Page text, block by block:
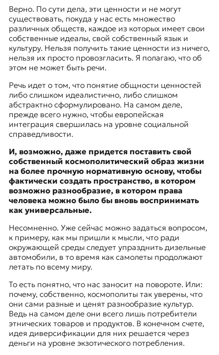
Верно. По сути дела, эти ценности и не могут
существовать, покуда у нас есть множество
различных обществ, каждое из которых имеет свои
собственные идеалы, свой собственный язык и
культуру. Нельзя получить такие ценности из ничего,
нельзя их просто провозгласить. Я полагаю, что об
этом не может быть речи.
Речь идет о том, что понятие общности ценностей
либо слишком идеалистично, либо слишком
абстрактно сформулировано. На самом деле,
прежде всего нужно, чтобы европейская
интеграция свершилась на уровне социальной
справедливости.
И, возможно, даже придется поставить свой
собственный космополитический образ жизни
на более прочную нормативную основу, чтобы
фактически создать пространство, в котором
возможно разнообразие, в котором права
человека можно было бы вновь воспринимать
как универсальные.
Несомненно. Уже сейчас можно задаться вопросом,
к примеру, как мы пришли к мысли, что ради
окружающей среды следует упразднить дизельные
автомобили, в то время как самолеты продолжают
летать по всему миру.
То есть понятно, что нас заносит на повороте. Или:
почему, собственно, космополиты так уверены, что
они сами разные и ценят разнообразие культур.
Ведь на самом деле они всего лишь потребители
этнических товаров и продуктов. В конечном счете,
идея диверсификации для них решается через
деньги на уровне экзотического потребления.